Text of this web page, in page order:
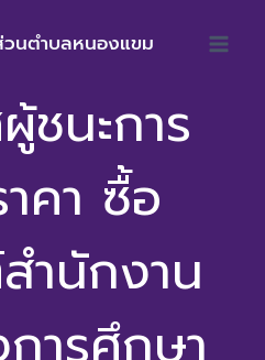
วนตำบลหนองแขม
ชนะการ
คา ซื้อ
ำนักงาน